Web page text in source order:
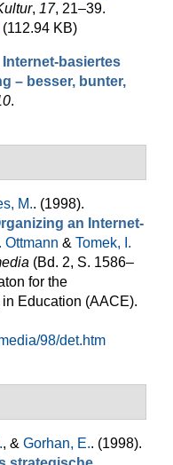
, 17, 21–39.
(112.94 KB)
Internet-basiertes
– besser, bunter,
.
M.. (1998).
an Internet-
Ottmann & Tomek, I.
(Bd. 2, S. 1586–
for the
Education (AACE).
98/det.htm
, & Gorhan, E.. (1998).